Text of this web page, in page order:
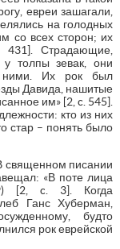
евреи зашагали,
на голодных
со всех сторон; их
431]. Страдающие,
толпы зевак, они
ними. Их рок был
Давида, нашитые
им» [2, c. 545].
кто из них
стар – понять было
священном писании
«В поте лица
[2, c. 3]. Когда
Ганс Хуберман,
будто
рок еврейской